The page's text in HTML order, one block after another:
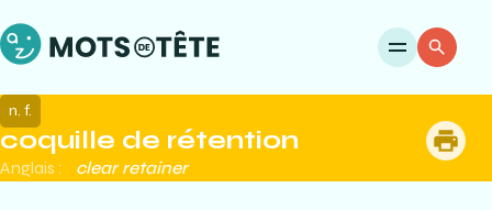
coquille de rétention
n. f.
Anglais : clear retainer